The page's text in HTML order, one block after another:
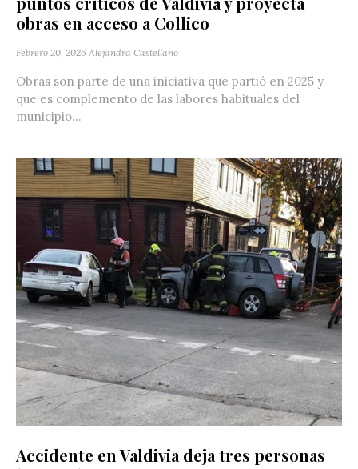
obras en acceso a Collico
Febrero 20, 2026 Alejandra Castellano
Obras son parte de una iniciativa que partió en 2025 y
que es complemento de las labores habituales del
municipio...
Accidente en Valdivia deja tres personas